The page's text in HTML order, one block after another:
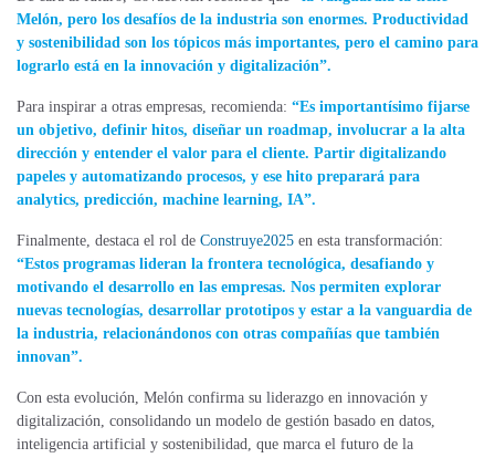
Melón, pero los desafíos de la industria son enormes. Productividad
y sostenibilidad son los tópicos más importantes, pero el camino para
lograrlo está en la innovación y digitalización”.
Para inspirar a otras empresas, recomienda: “Es importantísimo fijarse
un objetivo, definir hitos, diseñar un roadmap, involucrar a la alta
dirección y entender el valor para el cliente. Partir digitalizando
papeles y automatizando procesos, y ese hito preparará para
analytics, predicción, machine learning, IA”.
Finalmente, destaca el rol de Construye2025 en esta transformación:
“Estos programas lideran la frontera tecnológica, desafiando y
motivando el desarrollo en las empresas. Nos permiten explorar
nuevas tecnologías, desarrollar prototipos y estar a la vanguardia de
la industria, relacionándonos con otras compañías que también
innovan”.
Con esta evolución, Melón confirma su liderazgo en innovación y
digitalización, consolidando un modelo de gestión basado en datos,
inteligencia artificial y sostenibilidad, que marca el futuro de la